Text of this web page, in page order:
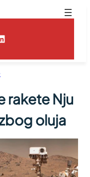
rakete Nju
oluja